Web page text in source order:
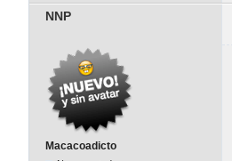
NNP
Macacoadicto